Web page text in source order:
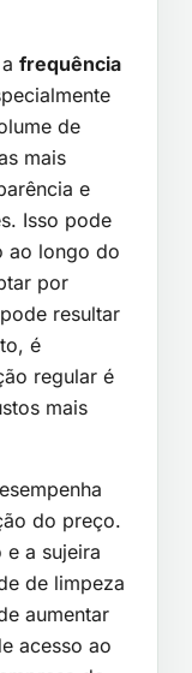
frequência
de
mais
e
Isso pode
ao longo do
por
resultar
é
regular é
mais
do preço.
e a sujeira
de limpeza
aumentar
acesso ao